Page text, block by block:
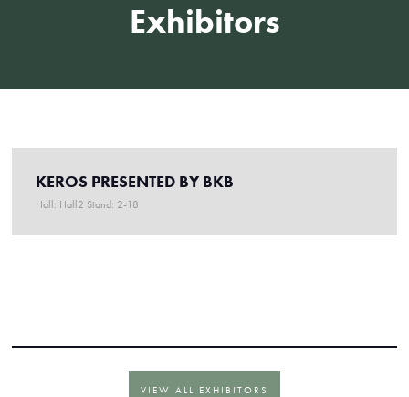
Exhibitors
KEROS PRESENTED BY BKB
Hall: Hall2 Stand: 2-18
VIEW ALL EXHIBITORS